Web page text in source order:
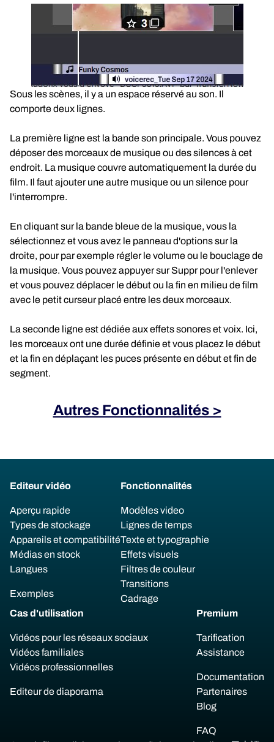
Sous les scènes, il y a un espace réservé au son. Il
comporte deux lignes.
La première ligne est la bande son principale. Vous pouvez
déposer des morceaux de musique ou des silences à cet
endroit. La musique couvre automatiquement la durée du
film. Il faut ajouter une autre musique ou un silence pour
l'interrompre.
En cliquant sur la bande bleue de la musique, vous la
sélectionnez et vous avez le panneau d'options sur la
droite, pour par exemple régler le volume ou le bouclage de
la musique. Vous pouvez appuyer sur Suppr pour l'enlever
et vous pouvez déplacer le début ou la fin en milieu de film
avec le petit curseur placé entre les deux morceaux.
La seconde ligne est dédiée aux effets sonores et voix. Ici,
les morceaux ont une durée définie et vous placez le début
et la fin en déplaçant les puces présente en début et fin de
segment.
Autres Fonctionnalités >
Editeur vidéo
Aperçu rapide
Types de stockage
Appareils et compatibilité
Médias en stock
Langues
Exemples
Fonctionnalités
Modèles video
Lignes de temps
Texte et typographie
Effets visuels
Filtres de couleur
Transitions
Cadrage
Cas d'utilisation
Vidéos pour les réseaux sociaux
Vidéos familiales
Vidéos professionnelles
Editeur de diaporama
Premium
Tarification
Assistance
Documentation
Partenaires
Blog
FAQ